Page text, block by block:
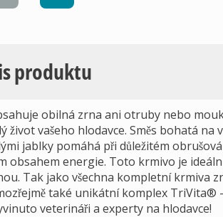
produktu
obilná zrna ani otruby nebo
vašeho hlodavce. Směs bohatá na
jablky pomáhá při důležitém
obsahem energie. Toto krmivo je
Tak jako všechna kompletní krmiva
také unikátní komplex TriVita®
veterináři a experty na hlodavce!